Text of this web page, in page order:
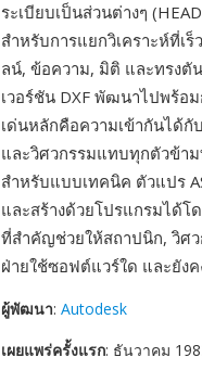
ระเบียบเป็นส่วนต่างๆ
สำหรับการแยกวิเคราะห์ที่เ
ลน์, ข้อความ, มิติ และทรง
เวอร์ชัน DXF พัฒนาไปพร้อ
เด่นหลักคือความเข้ากันได้กับ
และวิศวกรรมแทบทุกตัวข้า
สำหรับแบบเทคนิค ตัวแปร
และสร้างด้วยโปรแกรมได้โ
ที่สำคัญช่วยให้สถาปนิก, วิศ
ฝ่ายใช้ซอฟต์แวร์ใด และยัง
ผู้พัฒนา: Autodesk
เผยแพร่ครั้งแรก: ธันวาคม